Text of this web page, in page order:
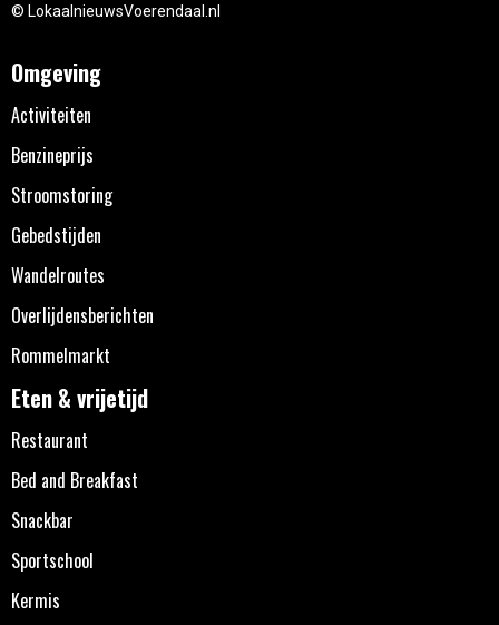
© LokaalnieuwsVoerendaal.nl
Omgeving
Activiteiten
Benzineprijs
Stroomstoring
Gebedstijden
Wandelroutes
Overlijdensberichten
Rommelmarkt
Eten & vrijetijd
Restaurant
Bed and Breakfast
Snackbar
Sportschool
Kermis